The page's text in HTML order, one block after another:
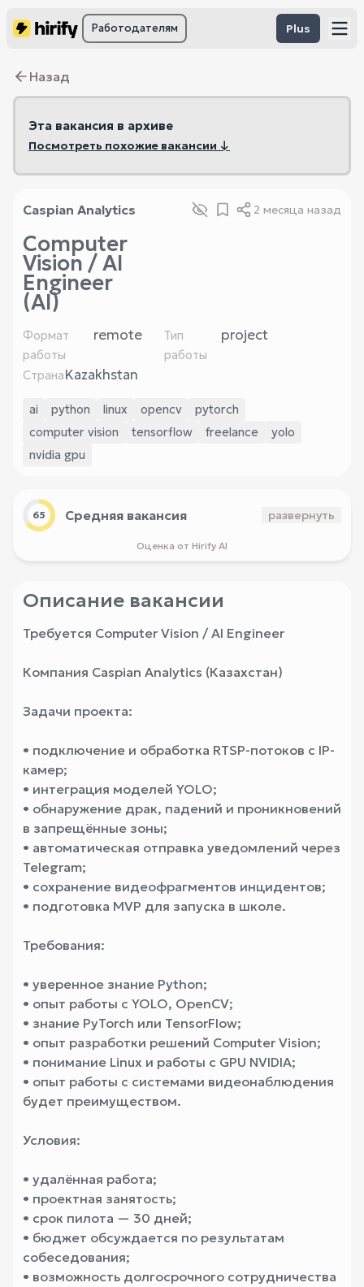
Работодателям Plus
Назад
Эта вакансия в архиве
Посмотреть похожие вакансии ↓
Caspian Analytics 2 месяца назад
Computer
Vision / AI
Engineer
(AI)
Формат
работы
remote
Тип
работы
project
СтранаKazakhstan
ai python linux opencv
pytorch
computer vision
tensorflow freelance
yolo
nvidia gpu
65 Средняя вакансия развернуть
Оценка от Hirify AI
Описание вакансии
Требуется Computer Vision / AI Engineer
Компания Caspian Analytics (Казахстан)
Задачи проекта:
• подключение и обработка RTSP-потоков с IP-
камер;
• интеграция моделей YOLO;
• обнаружение драк, падений и проникновений
в запрещённые зоны;
• автоматическая отправка уведомлений через
Telegram;
• сохранение видеофрагментов инцидентов;
• подготовка MVP для запуска в школе.
Требования:
• уверенное знание Python;
• опыт работы с YOLO, OpenCV;
• знание PyTorch или TensorFlow;
• опыт разработки решений Computer Vision;
• понимание Linux и работы с GPU NVIDIA;
• опыт работы с системами видеонаблюдения
будет преимуществом.
Условия:
• удалённая работа;
• проектная занятость;
• срок пилота — 30 дней;
• бюджет обсуждается по результатам
собеседования;
• возможность долгосрочного сотрудничества